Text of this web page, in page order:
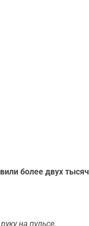
более двух тысяч
на пульсе,